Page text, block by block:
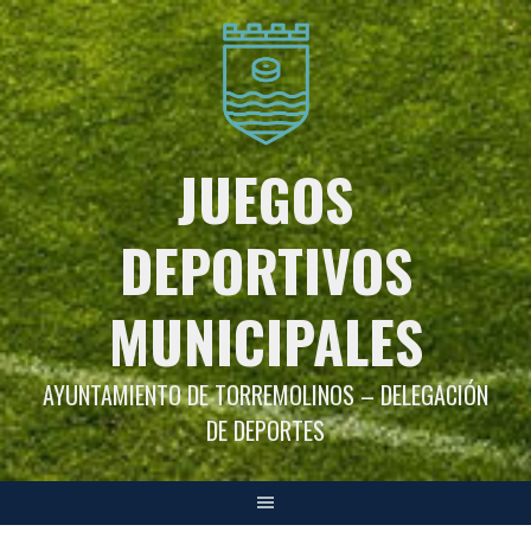
Saltar
al
contenido
JUEGOS
DEPORTIVOS
MUNICIPALES
AYUNTAMIENTO DE TORREMOLINOS – DELEGACIÓN
DE DEPORTES